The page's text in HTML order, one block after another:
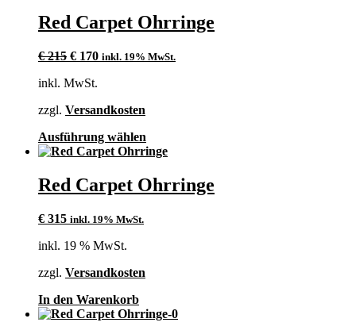
Varianten
auf.
Optionen
werden
Red Carpet Ohrringe
€215 Ursprünglicher
war:
€ 170Aktueller
inkl. 19% MwSt.
inkl. MwSt.
zzgl. Versandkosten
Ausführung wählen
Produkt
mehrere
Varianten
gewählt
werden
Red Carpet Ohrringe
€ 315 inkl. 19% MwSt.
inkl. 19 % MwSt.
zzgl. Versandkosten
In den Warenkorb